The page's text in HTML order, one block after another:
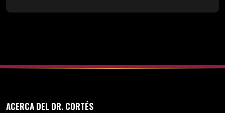
ACERCA DEL DR. CORTÉS